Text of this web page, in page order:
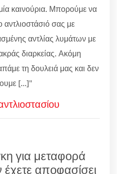
καινούρια. Μπορούμε να
σας με
αντλίας λυμάτων με
διαρκείας. Ακόμη
τη δουλειά μας και δεν
[...]"
για μεταφορά
αποφασίσει